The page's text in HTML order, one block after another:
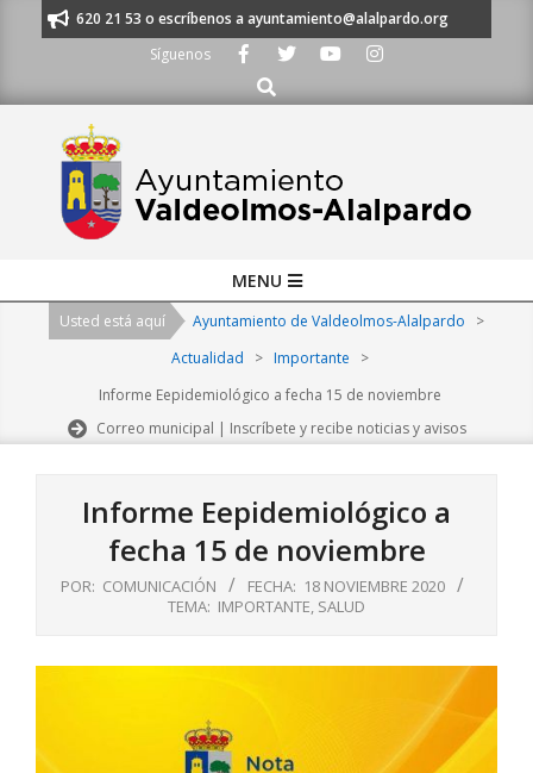
al 91 620 21 53 o escríbenos a ayuntamiento@alalpardo.org
Síguenos
Buscar
Navigation
MENU
Usted está aquí Ayuntamiento de Valdeolmos-Alalpardo
>
Actualidad
> Importante
>
Informe Eepidemiológico a fecha 15 de noviembre
Correo municipal | Inscríbete y recibe noticias y avisos
Informe Eepidemiológico a
fecha 15 de noviembre
POR: COMUNICACIÓN FECHA: 18 NOVIEMBRE 2020
TEMA: IMPORTANTE, SALUD